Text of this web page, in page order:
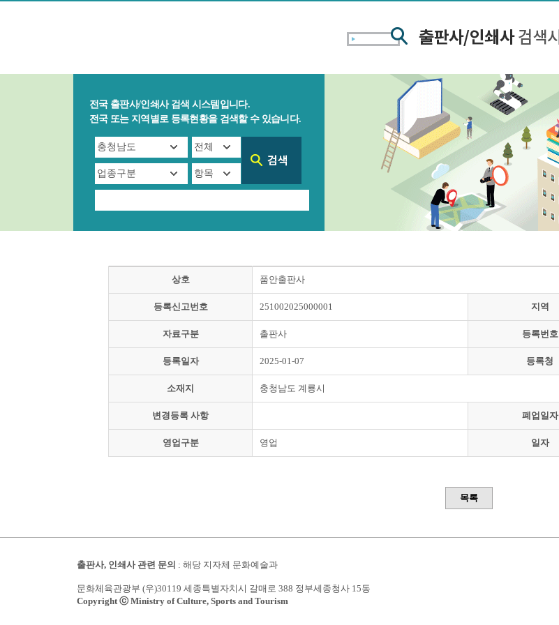
전국 출판사/인쇄사 검색 시스템입니다.
전국 또는 지역별로 등록현황을 검색할 수 있습니다.
상호 품안출판사
등록신고번호 251002025000001 지역
자료구분 출판사 등록번호
등록일자 2025-01-07 등록청
소재지 충청남도 계룡시
변경등록 사항 폐업일자
영업구분 영업 일자
목록
출판사, 인쇄사 관련 문의 : 해당 지자체 문화예술과
문화체육관광부 (우)30119 세종특별자치시 갈매로 388 정부세종청사 15동
Copyright ⓒ Ministry of Culture, Sports and Tourism